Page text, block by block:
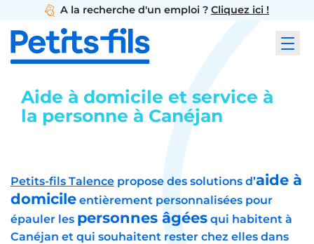
A la recherche d'un emploi ? Cliquez ici !
Aide à domicile et service à
la personne à Canéjan
Petits-fils Talence propose des solutions d’aide à
domicile entièrement personnalisées pour
épauler les personnes âgées qui habitent à
Canéjan et qui souhaitent rester chez elles dans